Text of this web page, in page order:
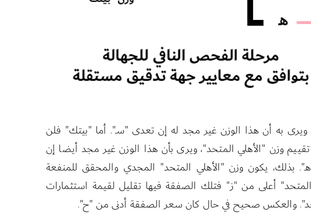
به أن هذا الوزن غير مجد له إن تعدى "سـ". أما "بيتك" فلن
وزن "الأهلي المتحد"، ويرى بأن هذا الوزن غير مجد أيضا إن
بذلك، يكون وزن "الأهلي المتحد" المجدي والمحقق للمنفعة
أعلى من "ز" فتلك الصفقة فيها تقليل لقيمة استثمارات
والعكس صحيح في حال كان سعر الصفقة أدنى من "ح".